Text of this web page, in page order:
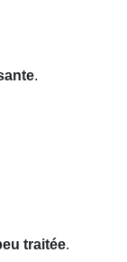
.
traitée.